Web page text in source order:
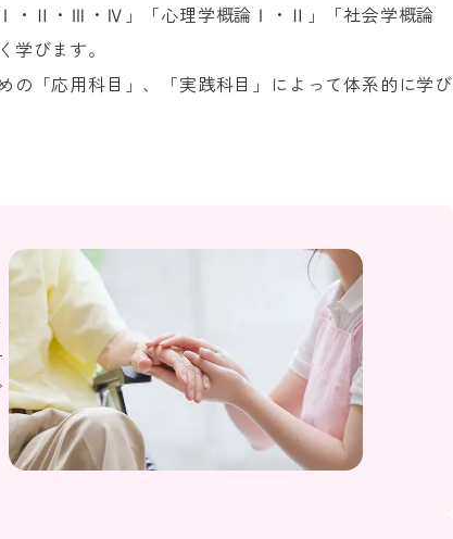
Ⅰ・Ⅱ・Ⅲ・Ⅳ」「心理学概論Ⅰ・Ⅱ」「社会学概論
びます。
の「応用科目」、「実践科目」によって体系的に学び